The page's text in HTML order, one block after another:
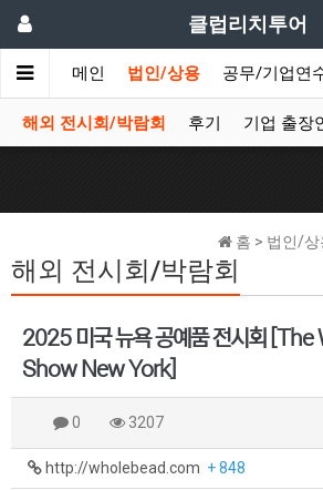
클럽리치투어
메인 법인/상용 공무/기업연
해외 전시회/박람회 후기 기업 출장
홈 > 법인/
해외 전시회/박람회
2025 미국 뉴욕 공예품 전시회
Show New York]
0 3207
http://wholebead.com + 848